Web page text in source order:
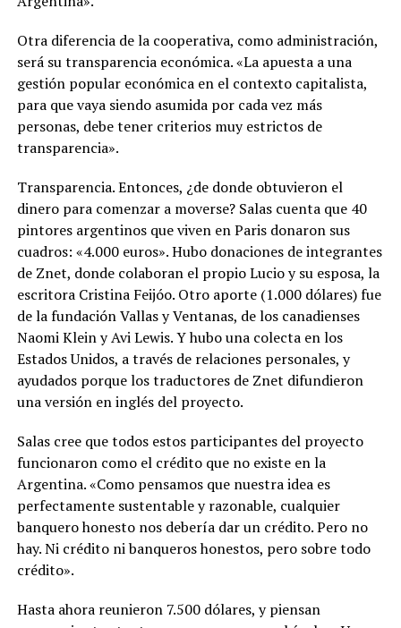
Otra diferencia de la cooperativa, como administración,
será su transparencia económica. «La apuesta a una
gestión popular económica en el contexto capitalista,
para que vaya siendo asumida por cada vez más
personas, debe tener criterios muy estrictos de
transparencia».
Transparencia. Entonces, ¿de donde obtuvieron el
dinero para comenzar a moverse? Salas cuenta que 40
pintores argentinos que viven en Paris donaron sus
cuadros: «4.000 euros». Hubo donaciones de integrantes
de Znet, donde colaboran el propio Lucio y su esposa, la
escritora Cristina Feijóo. Otro aporte (1.000 dólares) fue
de la fundación Vallas y Ventanas, de los canadienses
Naomi Klein y Avi Lewis. Y hubo una colecta en los
Estados Unidos, a través de relaciones personales, y
ayudados porque los traductores de Znet difundieron
una versión en inglés del proyecto.
Salas cree que todos estos participantes del proyecto
funcionaron como el crédito que no existe en la
Argentina. «Como pensamos que nuestra idea es
perfectamente sustentable y razonable, cualquier
banquero honesto nos debería dar un crédito. Pero no
hay. Ni crédito ni banqueros honestos, pero sobre todo
crédito».
Hasta ahora reunieron 7.500 dólares, y piensan